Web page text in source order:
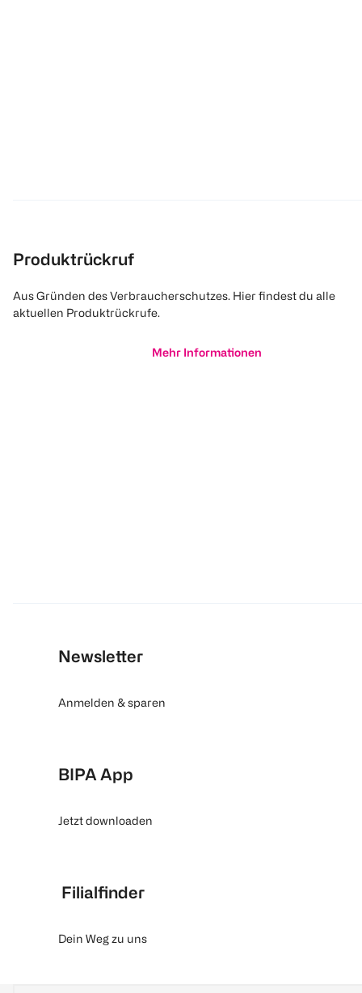
Produktrückruf
Aus Gründen des Verbraucherschutzes. Hier findest du alle
aktuellen Produktrückrufe.
Mehr Informationen
Newsletter
Anmelden & sparen
BIPA App
Jetzt downloaden
Filialfinder
Dein Weg zu uns